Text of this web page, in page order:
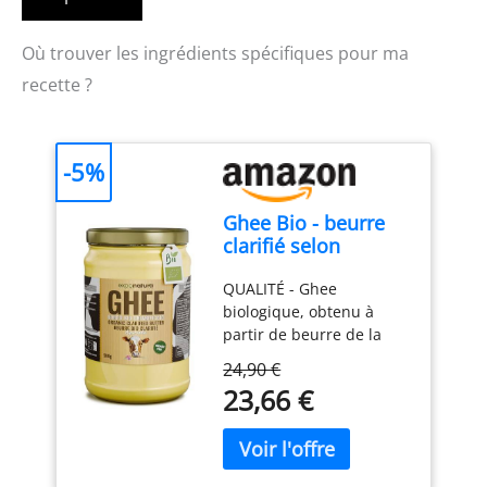
Où trouver les ingrédients spécifiques pour ma
recette ?
Ghee Bio - beurre
clarifié selon
ayurvédique -
uniquement à partir
du lait de vaches au
pâturage -
extrêmement
digestible sans
lactose - Exponatura
(500 g, Ghee)
QUALITÉ - Ghee
biologique, obtenu à
partir de beurre de la
provenant uniquement
de vaches élevées à
pâturage. Authentique,
élaboré selon la recette
ayurvédique en ‘slow
24,90 €
23,66 €
-5%